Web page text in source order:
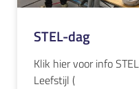
STEL-dag
Klik hier voor info
Leefstijl (